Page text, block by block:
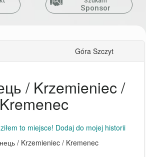
Sponsor
Góra Szczyt
/ Krzemieniec /
Kremenec
to miejsce! Dodaj do mojej historii
/ Krzemieniec / Kremenec